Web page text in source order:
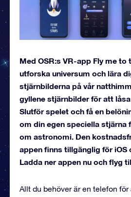
Med OSR:s VR-app Fly me to
utforska universum och lära
stjärnbilderna på vår
gyllene stjärnbilder för att
Slutför spelet och få en
om din egen speciella stjärna
om astronomi. Den
appen finns tillgänglig för iOS
Ladda ner appen nu och flyg
Allt du behöver är en telefon